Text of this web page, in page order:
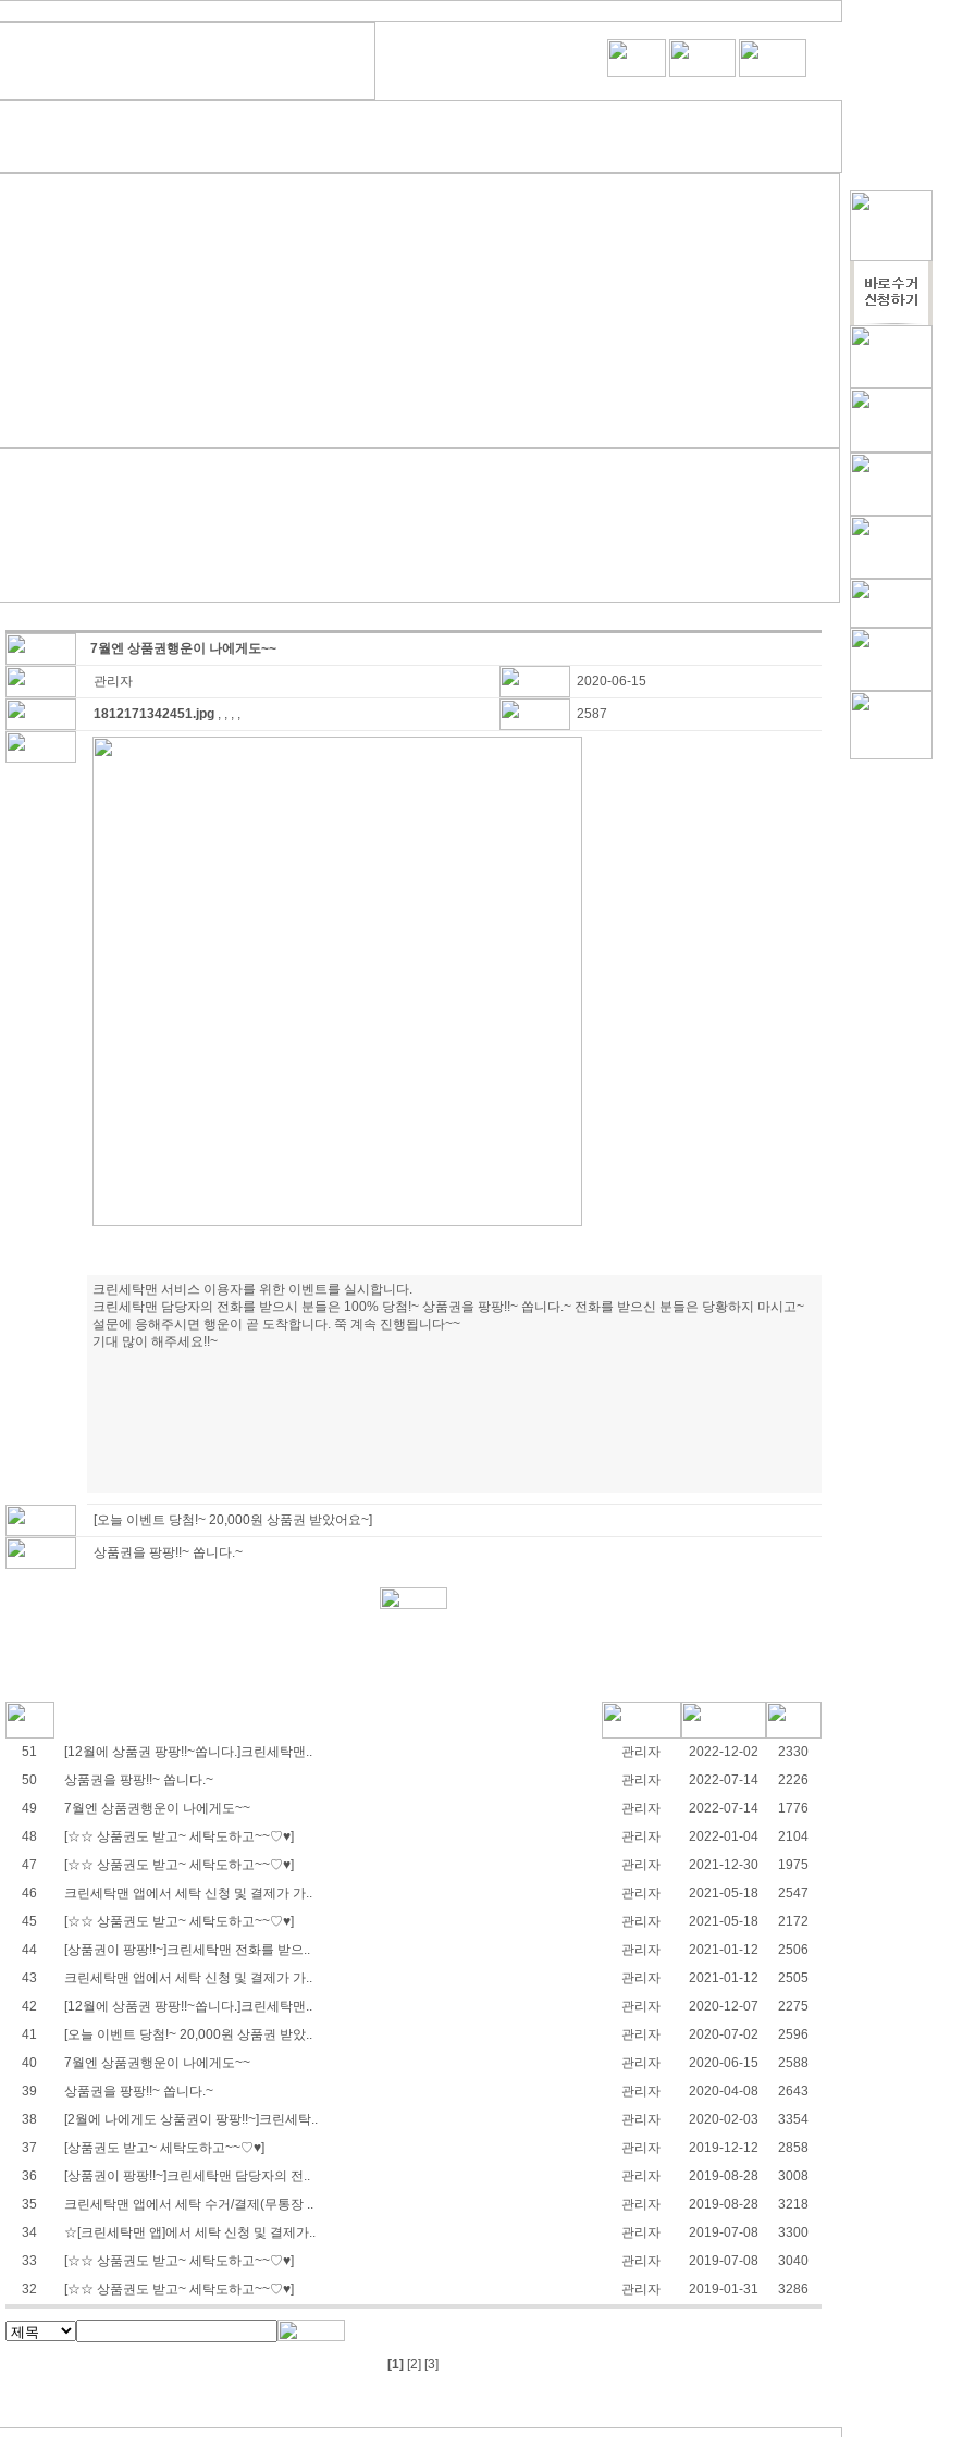
7월엔 상품권행운이 나에게도~~
관리자 2020-06-15
1812171342451.jpg, , , , 2587
크린세탁맨 서비스 이용자를 위한 이벤트를 실시합니다.
크린세탁맨 담당자의 전화를 받으시 분들은 100% 당첨!~ 상품권을 팡팡!!~ 쏩니다.~ 전화를 받으신 분들은 당황하지 마시고~
설문에 응해주시면 행운이 곧 도착합니다. 쭉 계속 진행됩니다~~
기대 많이 해주세요!!~
[오늘 이벤트 당첨!~ 20,000원 상품권 받았어요~]
상품권을 팡팡!!~ 쏩니다.~
51 [12월에 상품권 팡팡!!~쏩니다.]크린세탁맨.. 관리자 2022-12-02
2330
50
상품권을 팡팡!!~ 쏩니다.~ 관리자 2022-07-14
2226
49
7월엔 상품권행운이 나에게도~~ 관리자 2022-07-14
1776
48
[☆☆ 상품권도 받고~ 세탁도하고~~♡♥] 관리자 2022-01-04
2104
47
[☆☆ 상품권도 받고~ 세탁도하고~~♡♥] 관리자 2021-12-30
1975
46
크린세탁맨 앱에서 세탁 신청 및 결제가 가.. 관리자 2021-05-18
2547
45
[☆☆ 상품권도 받고~ 세탁도하고~~♡♥] 관리자 2021-05-18
2172
44
[상품권이 팡팡!!~]크린세탁맨 전화를 받으.. 관리자 2021-01-12
2506
43
크린세탁맨 앱에서 세탁 신청 및 결제가 가.. 관리자 2021-01-12
2505
42
[12월에 상품권 팡팡!!~쏩니다.]크린세탁맨.. 관리자 2020-12-07
2275
41
[오늘 이벤트 당첨!~ 20,000원 상품권 받았.. 관리자 2020-07-02
2596
40
7월엔 상품권행운이 나에게도~~ 관리자 2020-06-15
2588
39
상품권을 팡팡!!~ 쏩니다.~ 관리자 2020-04-08
2643
38
[2월에 나에게도 상품권이 팡팡!!~]크린세탁.. 관리자 2020-02-03
3354
37
[상품권도 받고~ 세탁도하고~~♡♥] 관리자 2019-12-12
2858
36
[상품권이 팡팡!!~]크린세탁맨 담당자의 전.. 관리자 2019-08-28
3008
35
크린세탁맨 앱에서 세탁 수거/결제(무통장 .. 관리자 2019-08-28
3218
34
☆[크린세탁맨 앱]에서 세탁 신청 및 결제가.. 관리자 2019-07-08
3300
33
[☆☆ 상품권도 받고~ 세탁도하고~~♡♥] 관리자 2019-07-08
3040
32
[☆☆ 상품권도 받고~ 세탁도하고~~♡♥] 관리자 2019-01-31 3286
[1] [2] [3]